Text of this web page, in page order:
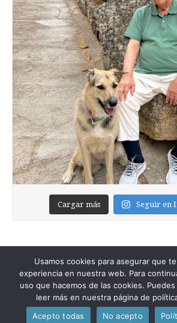
Cargar más Seguir en
Copyright © 2026 Foixblog
. All
The Magazine Premium Theme by
Usamos cookies para asegurar que
experiencia en nuestra web. Para
uso que hacemos de las cookies.
leer más en nuestra página de
Acepto todas
No acepto